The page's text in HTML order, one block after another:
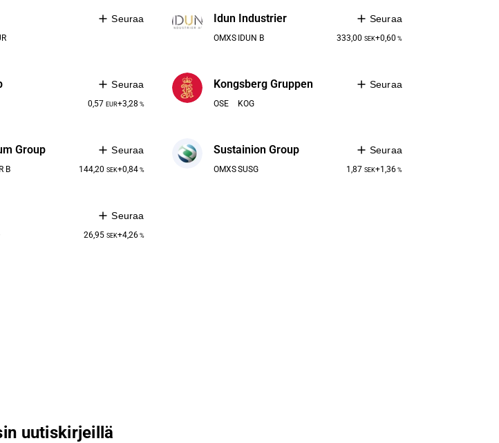
Seuraa Idun Industrier Seuraa
OMXS IDUN B 333,00 SEK+0,60 %
Seuraa
0,57 EUR+3,28 %
Kongsberg Gruppen Seuraa
OSE KOG
Group Seuraa
B 144,20 SEK+0,84 %
Sustainion Group Seuraa
OMXSSUSG 1,87 SEK+1,36 %
Seuraa
26,95 SEK+4,26 %
uutiskirjeillä